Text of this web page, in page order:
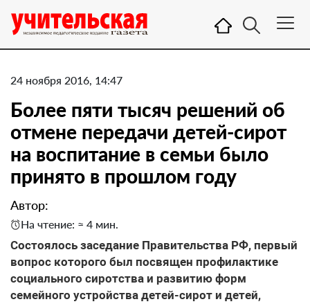
24 ноября 2016, 14:47
Более пяти тысяч решений об
отмене передачи детей-сирот
на воспитание в семьи было
принято в прошлом году
Автор:
На чтение: ≈ 4 мин.
Состоялось заседание Правительства РФ, первый
вопрос которого был посвящен профилактике
социального сиротства и развитию форм
семейного устройства детей-сирот и детей,